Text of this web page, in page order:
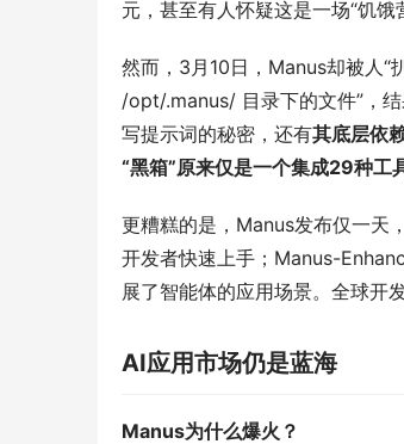
元，甚至有人怀疑这是一场“饥饿
然而，3月10日，Manus却被人“
/opt/.manus/ 目录下的文件”，
写提示词的秘密，还有其底层依
“黑箱”原来仅是一个集成29种工
更糟糕的是，Manus发布仅一天
开发者快速上手；Manus-
展了智能体的应用场景。全球开
AI应用市场仍是蓝海
Manus为什么爆火？